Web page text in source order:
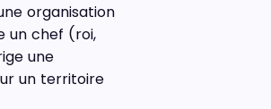
organisation
un chef (roi,
une
un territoire